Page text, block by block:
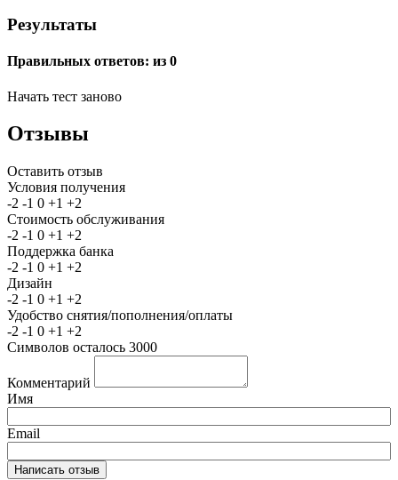
Результаты
Правильных ответов: из 0
Начать тест заново
Отзывы
Оставить отзыв
Условия получения
-2 -1 0 +1 +2
Стоимость обслуживания
-2 -1 0 +1 +2
Поддержка банка
-2 -1 0 +1 +2
Дизайн
-2 -1 0 +1 +2
Удобство снятия/пополнения/оплаты
-2 -1 0 +1 +2
Символов осталось 3000
Комментарий
Имя
Email